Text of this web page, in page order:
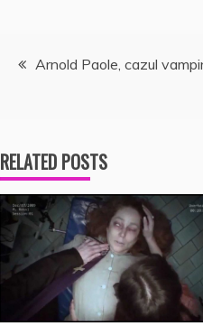
Navigare
articole
Arnold Paole, cazul
RELATED POSTS